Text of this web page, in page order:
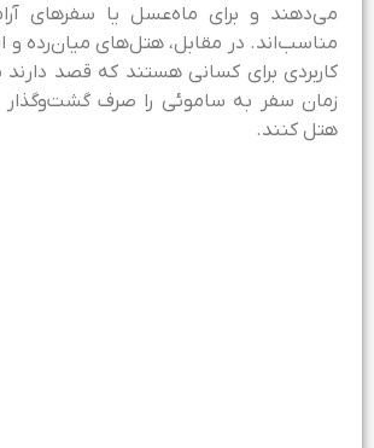
و برای ماه‌عسل یا سفرهای
در مقابل، هتل‌های میان‌رده و
برای کسانی هستند که قصد دارند
سفر به ساموئی را صرف گشت‌وگذار و
کنند.